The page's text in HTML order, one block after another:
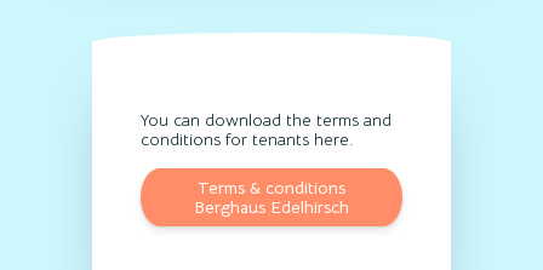
You can download the terms and
conditions for tenants here.
Terms & conditions
Berghaus Edelhirsch